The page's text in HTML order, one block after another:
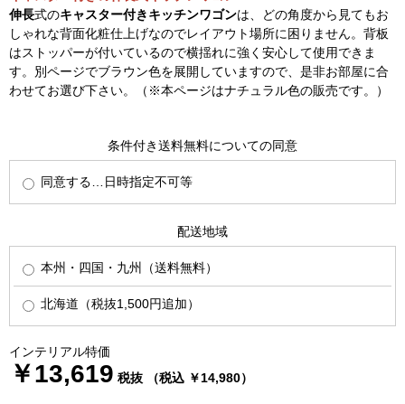
伸長式のキャスター付きキッチンワゴンは、どの角度から見てもお
しゃれな背面化粧仕上げなのでレイアウト場所に困りません。背板
はストッパーが付いているので横揺れに強く安心して使用できま
す。別ページでブラウン色を展開していますので、是非お部屋に合
わせてお選び下さい。（※本ページはナチュラル色の販売です。）
条件付き送料無料についての同意
同意する…日時指定不可等
配送地域
本州・四国・九州（送料無料）
北海道（税抜1,500円追加）
インテリアル特価
￥13,619 税抜 （税込 ￥14,980）